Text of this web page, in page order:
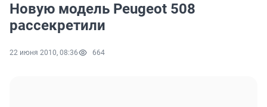
Новую модель Peugeot 508
рассекретили
22 июня 2010, 08:36 664